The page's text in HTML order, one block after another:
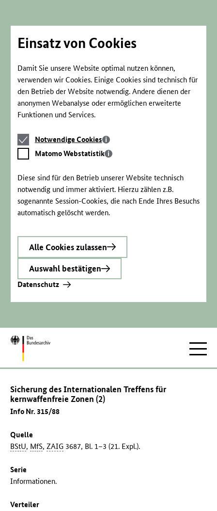
Einsatz von Cookies
Damit Sie unsere Website optimal nutzen können,
verwenden wir Cookies. Einige Cookies sind technisch für
den Betrieb der Website notwendig. Andere dienen der
anonymen Webanalyse oder ermöglichen erweiterte
Funktionen und Services.
Notwendige
Cookies
Notwendige Cookies
Matomo
Webstatistik
Matomo Webstatistik
Diese sind für den Betrieb unserer Website technisch
notwendig und immer aktiviert. Hierzu zählen z.B.
sogenannte Session-Cookies, die nach Ende Ihres Besuchs
automatisch gelöscht werden.
Alle Cookies zulassen
Auswahl bestätigen
Datenschutz
Zur
Sicherung des Internationalen Treffens für
kernwaffenfreie Zonen (2)
Info Nr. 315/88
Quelle
BStU, MfS,ZAIG 3687, Bl. 1–3 (21. Expl.).
Serie
Informationen.
Verteiler